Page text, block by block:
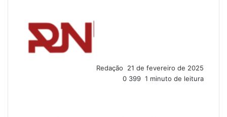
Redação
m
e
21 de fevereiro de 2025
0 399 1 minuto de leitura